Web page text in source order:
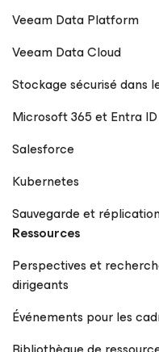
Veeam Data Platform
Veeam Data Cloud
Stockage sécurisé dans
Microsoft 365 et Entra ID
Salesforce
Kubernetes
Sauvegarde et
Ressources
Perspectives et
dirigeants
Événements pour les